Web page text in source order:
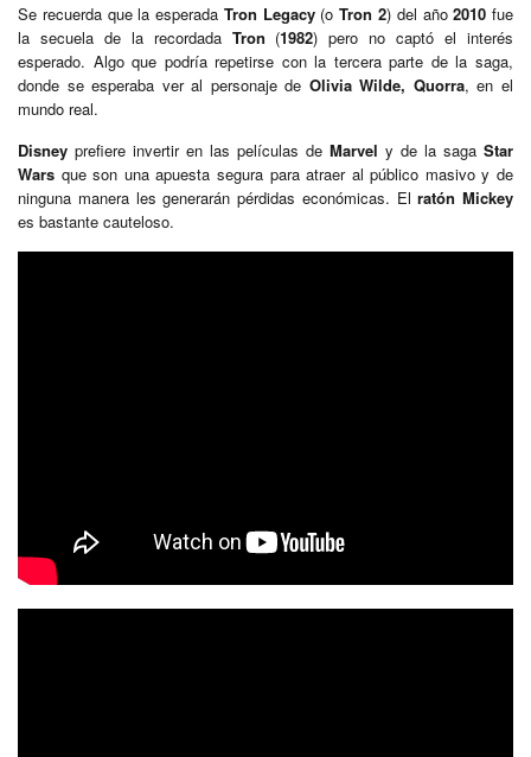
Se recuerda que la esperada Tron Legacy(oTron 2) del año2010 fue
la secuela de la recordada Tron (1982) pero no captó el interés
esperado. Algo que podría repetirse con la tercera parte de la saga,
donde se esperaba ver al personaje de Olivia Wilde, Quorra, en el
mundo real.
Disney prefiere invertir en las películas de Marvel y de la saga Star
Wars que son una apuesta segura para atraer al público masivo y de
ninguna manera les generarán pérdidas económicas. Elratón Mickey
es bastante cauteloso.